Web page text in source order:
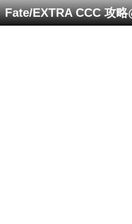
Fate/EXTRA CCC 攻